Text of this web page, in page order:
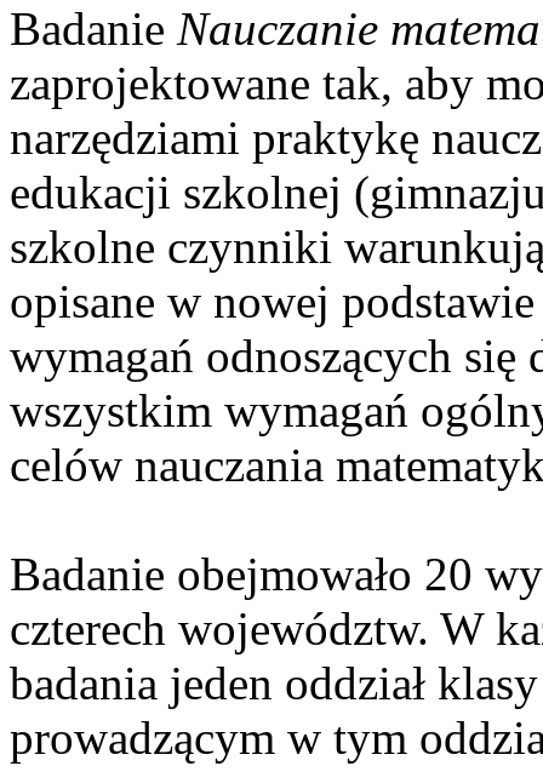
Badanie Nauczanie
zaprojektowane tak, aby
narzędziami praktykę
edukacji szkolnej
szkolne czynniki
opisane w nowej
wymagań odnoszących się
wszystkim wymagań
celów nauczania
Badanie obejmowało 20
czterech województw. W
badania jeden oddział
prowadzącym w tym